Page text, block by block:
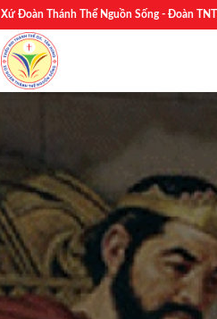
Xứ Đoàn Thánh Thể Nguồn Sống - Đoàn